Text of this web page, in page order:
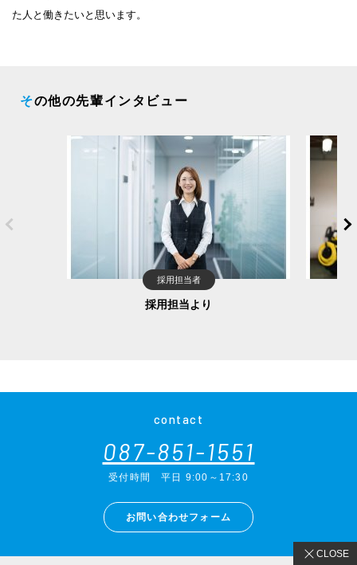
た人と働きたいと思います。
その他の先輩インタビュー
採用担当者
採用担当より
CLOSE
contact
087-851-1551
受付時間平日 9:00～17:30
お問い合わせフォーム